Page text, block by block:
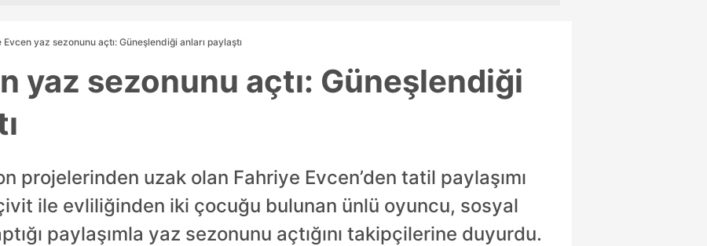
Evcen yaz sezonunu açtı: Güneşlendiği anları paylaştı
yaz sezonunu açtı: Güneşlendiği
projelerinden uzak olan Fahriye Evcen’den tatil paylaşımı
ile evliliğinden iki çocuğu bulunan ünlü oyuncu, sosyal
paylaşımla yaz sezonunu açtığını takipçilerine duyurdu.